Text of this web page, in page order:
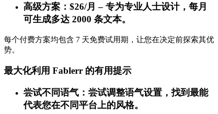
高级方案：$26/月 – 专为专业人士设计，每月
可生成多达 2000 条文本。
每个付费方案均包含 7 天免费试用期，让您在决定前探索其优
势。
最大化利用 Fablerr 的有用提示
尝试不同语气：尝试调整语气设置，找到最能
代表您在不同平台上的风格。